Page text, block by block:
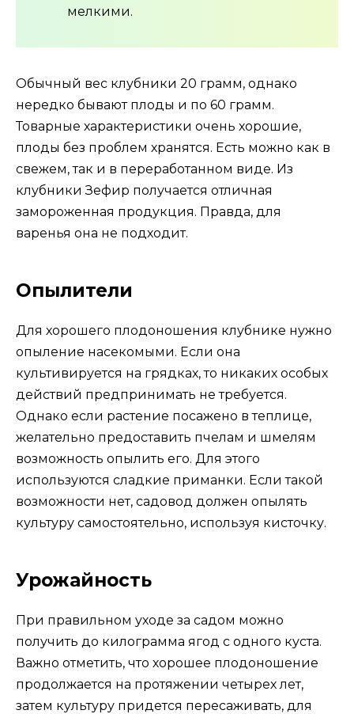
мелкими.
Обычный вес клубники 20 грамм, однако
нередко бывают плоды и по 60 грамм.
Товарные характеристики очень хорошие,
плоды без проблем хранятся. Есть можно как в
свежем, так и в переработанном виде. Из
клубники Зефир получается отличная
замороженная продукция. Правда, для
варенья она не подходит.
Опылители
Для хорошего плодоношения клубнике нужно
опыление насекомыми. Если она
культивируется на грядках, то никаких особых
действий предпринимать не требуется.
Однако если растение посажено в теплице,
желательно предоставить пчелам и шмелям
возможность опылить его. Для этого
используются сладкие приманки. Если такой
возможности нет, садовод должен опылять
культуру самостоятельно, используя кисточку.
Урожайность
При правильном уходе за садом можно
получить до килограмма ягод с одного куста.
Важно отметить, что хорошее плодоношение
продолжается на протяжении четырех лет,
затем культуру придется пересаживать, для